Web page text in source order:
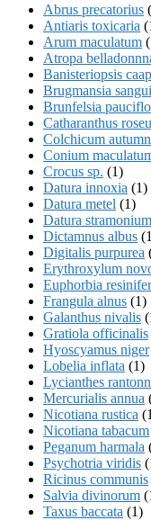
Abrus precatorius
Antiaris toxicaria
Arum maculatum
Atropa
Banisteriopsis
Brugmansia
Brunfelsia
Catharanthus
Colchicum
Conium
Crocus sp. (1)
Datura innoxia (1)
Datura metel (1)
Datura stramonium
Dictamnus albus
Digitalis purpurea
Erythroxylum
Euphorbia
Frangula alnus (1)
Galanthus nivalis
Gratiola officinalis
Hyoscyamus niger
Lobelia inflata (1)
Lycianthes
Mercurialis annua
Nicotiana rustica
Nicotiana tabacum
Peganum harmala
Psychotria viridis
Ricinus communis
Salvia divinorum
Taxus baccata (1)